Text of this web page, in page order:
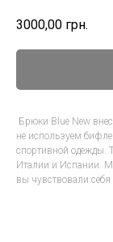
3000,00 грн.
Брюки Blue New
не используем
спортивной одежды.
Италии и Испании.
вы чувствовали